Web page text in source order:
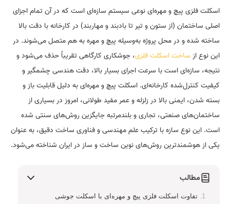
اسکلت فلزی پیچ و مهره‌ای نوعی سیستم سازه‌ای است که در آن تمام اجزای
اصلی ساختمان (از ستون و تیر تا بادبند و مهاربند) در کارخانه با دقت بالا
ساخته شده و در محل پروژه به‌وسیله پیچ و مهره به هم متصل می‌شوند. در
این نوع از ساخت اسکلت فلزی، جوشکاری کارگاهی تقریباً حذف می‌شود و
نتیجه، سازه‌ای است با سرعت اجرای بسیار بالا، دقت هندسی چشمگیر و
کیفیت کنترل‌شده کارخانه‌ای. اسکلت پیچ و مهره‌ای به دلیل قابلیت باز و
بسته شدن، ایمنی بالا در زلزله و عمر مفید طولانی، امروز در بسیاری از
ساختمان‌های صنعتی، تجاری و بلندمرتبه جایگزین روش‌های سنتی شده
است. این نوع سازه با ترکیب علم مهندسی و فناوری ساخت دقیق، به عنوان
یکی از هوشمندترین روش‌های نوین ساخت و ساز در ایران شناخته می‌شود.
مطالب
تفاوت اسکلت فلزی پیچ و مهره‌ای با اسکلت جوشی